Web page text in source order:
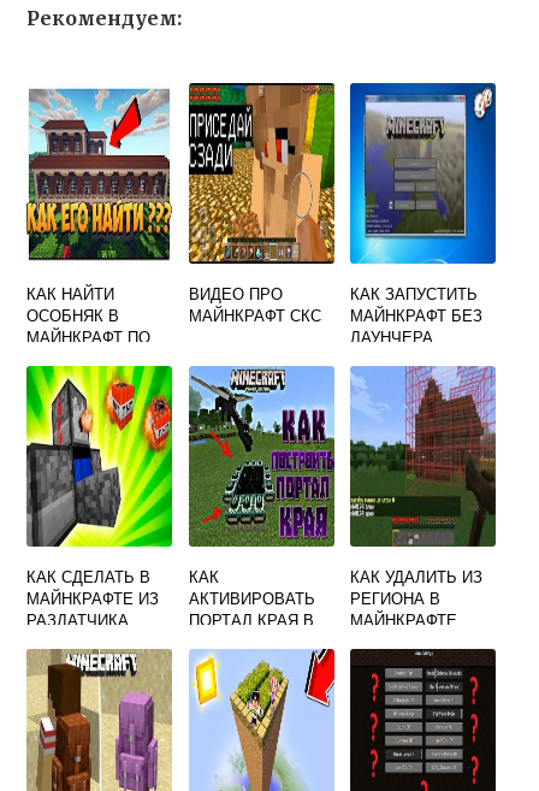
Рекомендуем:
КАК НАЙТИ
ОСОБНЯК В
МАЙНКРАФТ ПО
ВИДЕО ПРО
МАЙНКРАФТ СКС
КАК ЗАПУСТИТЬ
МАЙНКРАФТ БЕЗ
ЛАУНЧЕРА
КАК СДЕЛАТЬ В
МАЙНКРАФТЕ ИЗ
РАЗДАТЧИКА
КАК
АКТИВИРОВАТЬ
ПОРТАЛ КРАЯ В
КАК УДАЛИТЬ ИЗ
РЕГИОНА В
МАЙНКРАФТЕ